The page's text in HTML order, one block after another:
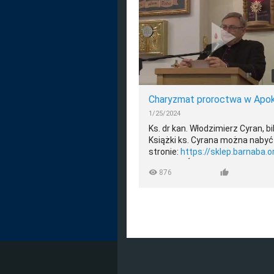
nagrania%20YT.html
Książki ks. Cyrana można nabyć
https://sklep.barnaba.org.pl/
Fundacja Świętego Barnaby
KRS 0000306549
https://www.barnaba.org.pl/
Wspomóż dzieła miłosierdzia
1/25/2024
Ks. dr kan. Włodzimierz Cyran,
Książki ks. Cyrana można
stronie: https://
KRS 0000306549
876